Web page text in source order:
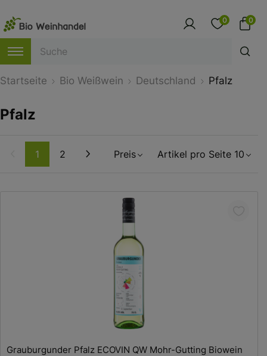
0 0
Startseite Bio Weißwein Deutschland Pfalz
Pfalz
1 2 WeiterPreis Artikel pro Seite 10
In den Warenkorb
Grauburgunder Pfalz ECOVIN QW Mohr-Gutting Biowein